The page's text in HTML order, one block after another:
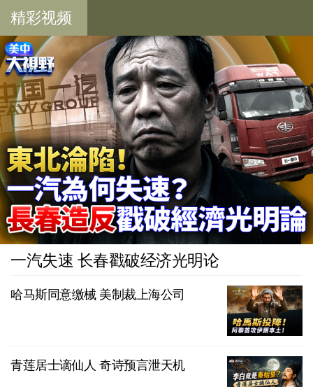
精彩视频
一汽失速 长春戳破经济光明论
哈马斯同意缴械 美制裁上海公司
青莲居士谪仙人 奇诗预言泄天机